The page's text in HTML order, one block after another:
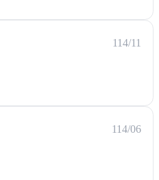
114/11
114/06